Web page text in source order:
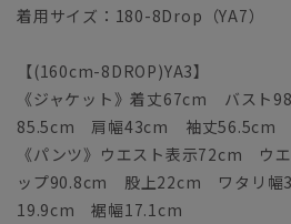
着用サイズ：180-8Drop（YA7）
【(160cm-8DROP)YA3】
《ジャケット》着丈67cm バスト
85.5cm 肩幅43cm 袖丈56.5cm
《パンツ》ウエスト表示72cm ウ
ップ90.8cm 股上22cm ワタリ幅
19.9cm 裾幅17.1cm